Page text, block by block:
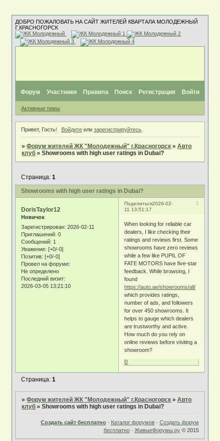
ДОБРО ПОЖАЛОВАТЬ НА САЙТ ЖИТЕЛЕЙ КВАРТАЛА МОЛОДЕЖНЫЙ
Г.КРАСНОГОРСК
Форум Участники Правила Поиск Регистрация Войти
Активные темы
Привет, Гость! Войдитеили зарегистрируйтесь.
»Форум жителей ЖК "Молодежный" г.Красногорск »Авто
клуб »Showrooms with high user ratings in Dubai?
Showrooms with high user ratings in Dubai?
Страница:1
Поделиться 1
2026-02-
11 13:51:17
DorisTaylor12
Новичок
Зарегистрирован: 2026-02-11
Приглашений: 0
Сообщений: 1
Уважение: [+0/-0]
Позитив: [+0/-0]
Провел на форуме:
Не определено
Последний визит:
2026-03-05 13:21:10
When looking for reliable car
dealers, I like checking their
ratings and reviews first. Some
showrooms have zero reviews
while a few like PUPIL OF
FATE MOTORS have five-star
feedback. While browsing, I
found
https://auto.ae/showrooms/all/
which provides ratings,
number of ads, and followers
for over 450 showrooms. It
helps to gauge which dealers
are trustworthy and active.
How much do you rely on
online reviews before visiting a
showroom?
0
Страница:1
»Форум жителей ЖК "Молодежный" г.Красногорск »Авто
клуб »Showrooms with high user ratings in Dubai?
Создать сайт бесплатно· Каталог форумов· Создать форум
бесплатно· ЖивыеФорумы.ру© 2015